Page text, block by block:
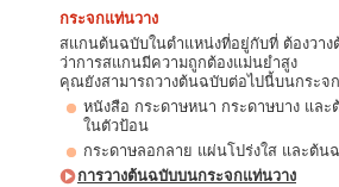
กระจกแท่นวาง
สแกนต้นฉบับในตำแหน่งที่อยู่กับที่ ต้องวา
ว่าการสแกนมีความถูกต้องแม่นยำสูง
คุณยังสามารถวางต้นฉบับต่อไปนี้บนกระจ
หนังสือ กระดาษหนา กระดาษบาง แล
ในตัวป้อน
กระดาษลอกลาย แผ่นโปร่งใส และต้น
การวางต้นฉบับบนกระจกแท่นวาง